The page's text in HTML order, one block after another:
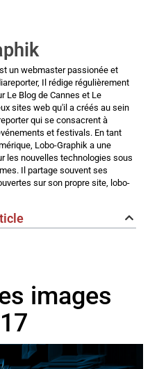
un webmaster passionée et
Il rédige régulièrement
Le Blog de Cannes et Le
sites web qu'il a créés au sein
qui se consacrent à
et festivals. En tant
Lobo-Graphik a une
les nouvelles technologies sous
Il partage souvent ses
sur son propre site, lobo-
images